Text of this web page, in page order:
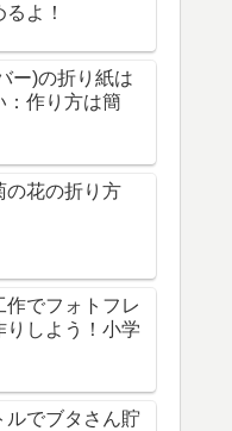
よ！
ー)の折り紙は
：作り方は簡
の花の折り方
作でフォトフレ
りしよう！小学
ルでブタさん貯